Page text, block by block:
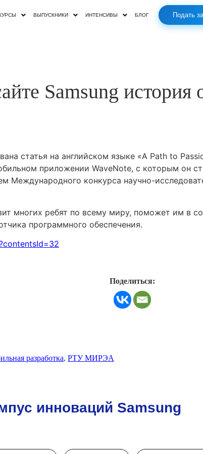
ВЫПУСКНИКИ ИНТЕНСИВЫ БЛОГ Подать
Samsung
статья на английском языке «A Path to
приложении WaveNote, с которым он
Международного конкурса научно-
многих ребят по всему миру, поможет им в
программного обеспечения.
Поделиться:
разработка, РТУ МИРЭА
инноваций Samsung